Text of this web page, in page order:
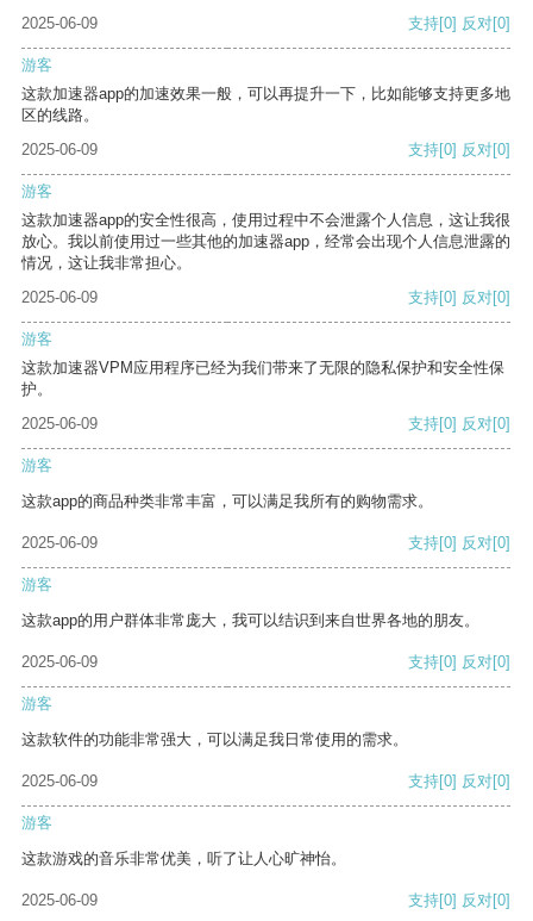
2025-06-09 支持[0] 反对[0]
游客
这款加速器app的加速效果一般，可以再提升一下，比如能够支持更多地
区的线路。
2025-06-09
支持[0] 反对[0]
游客
这款加速器app的安全性很高，使用过程中不会泄露个人信息，这让我很
放心。我以前使用过一些其他的加速器app，经常会出现个人信息泄露的
情况，这让我非常担心。
2025-06-09
支持[0] 反对[0]
游客
这款加速器VPM应用程序已经为我们带来了无限的隐私保护和安全性保
护。
2025-06-09
支持[0] 反对[0]
游客
这款app的商品种类非常丰富，可以满足我所有的购物需求。
2025-06-09 支持[0] 反对[0]
游客
这款app的用户群体非常庞大，我可以结识到来自世界各地的朋友。
2025-06-09 支持[0] 反对[0]
游客
这款软件的功能非常强大，可以满足我日常使用的需求。
2025-06-09 支持[0] 反对[0]
游客
这款游戏的音乐非常优美，听了让人心旷神怡。
2025-06-09 支持[0] 反对[0]